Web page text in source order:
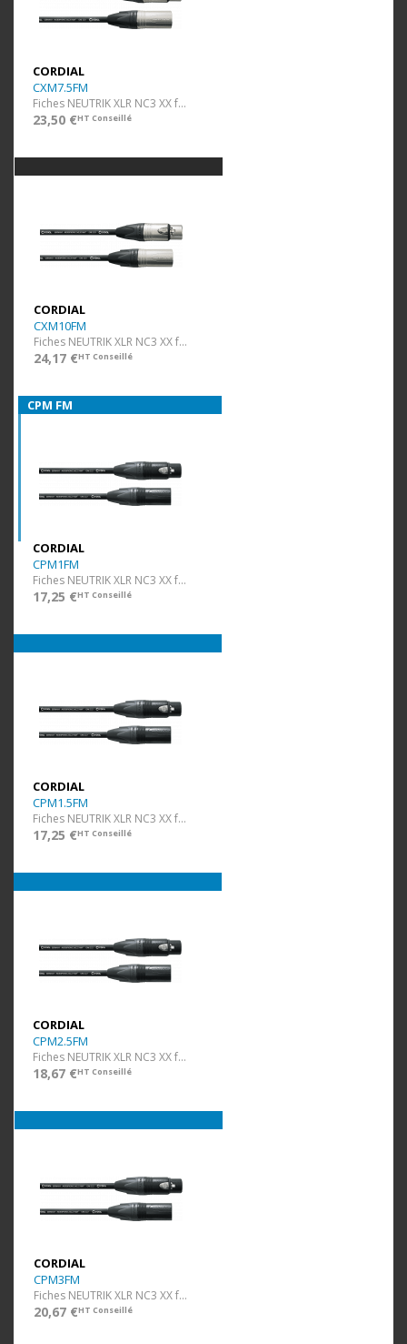
CORDIAL
CXM7.5FM
Fiches NEUTRIK XLR NC3 XX f/m - 7,5 m
23,50 €HT Conseillé
CORDIAL
CXM10FM
Fiches NEUTRIK XLR NC3 XX f/m - 10 m
24,17 €HT Conseillé
CPM FM
CORDIAL
CPM1FM
Fiches NEUTRIK XLR NC3 XX f/m - 1 m
17,25 €HT Conseillé
CORDIAL
CPM1.5FM
Fiches NEUTRIK XLR NC3 XX f/m - 1,5 m
17,25 €HT Conseillé
CORDIAL
CPM2.5FM
Fiches NEUTRIK XLR NC3 XX f/m - 2,5 m
18,67 €HT Conseillé
CORDIAL
CPM3FM
Fiches NEUTRIK XLR NC3 XX f/m - 3 m
20,67 €HT Conseillé